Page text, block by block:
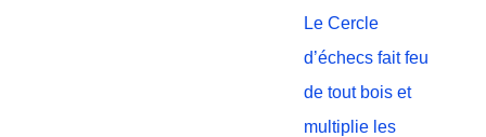
Le Cercle
d’échecs fait feu
de tout bois et
multiplie les